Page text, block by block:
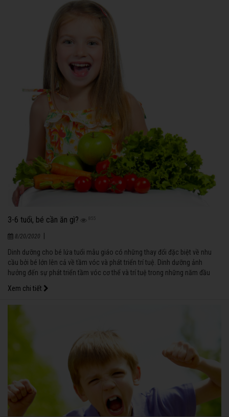
3-6 tuổi, bé cần ăn gì? 855
8/20/2020
Dinh dưỡng cho bé lứa tuổi mẫu giáo có những thay đổi đặc biệt về nhu
cầu bởi bé lớn lên cả về tầm vóc và phát triển trí tuệ. Dinh dưỡng ảnh
hưởng đến sự phát triển tầm vóc cơ thể và trí tuệ trong những năm đầu
Xem chi tiết